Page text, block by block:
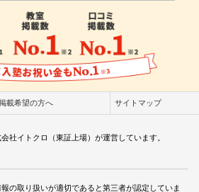
載希望の方へ サイトマップ
会社イトクロ（東証上場）が運営しています。
の取り扱いが適切であると第三者が認定していま